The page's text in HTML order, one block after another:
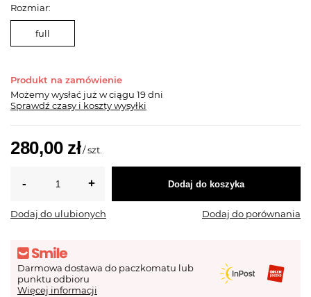
Rozmiar:
full
Produkt na zamówienie
Możemy wysłać już w ciągu 19 dni
Sprawdź czasy i koszty wysyłki
280,00 zł/szt.
Dodaj do koszyka
Dodaj do ulubionych Dodaj do porównania
Darmowa dostawa do paczkomatu lub
punktu odbioru
Więcej informacji